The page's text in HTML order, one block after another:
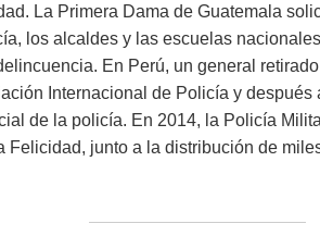
La Primera Dama de Guatemala
los alcaldes y las escuelas
En Perú, un general
Internacional de Policía y
de la policía. En 2014, la Policía
Felicidad, junto a la distribución de